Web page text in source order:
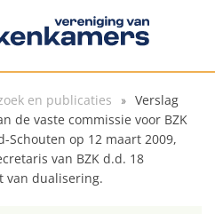
inhoud gaan
en publicaties
Verslag
de vaste commissie voor BZK
Schouten op 12 maart 2009,
van BZK d.d. 18
van dualisering.